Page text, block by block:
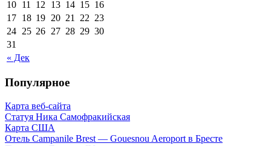
« Дек
10 11 12 13 14 15 16
17 18 19 20 21 22 23
24 25 26 27 28 29 30
31
Популярное
Карта веб-сайта
Статуя Ника Самофракийская
Карта США
Отель Campanile Brest — Gouesnou Aeroport в Бресте